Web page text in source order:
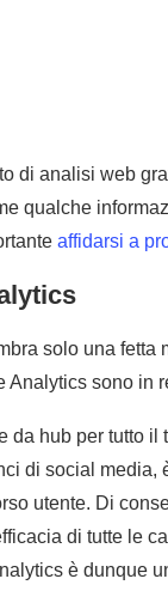
di analisi web
qualche
affidarsi a
solo una
sono in
da hub per tutto
di social
utente. Di
di tutte le
è dunque